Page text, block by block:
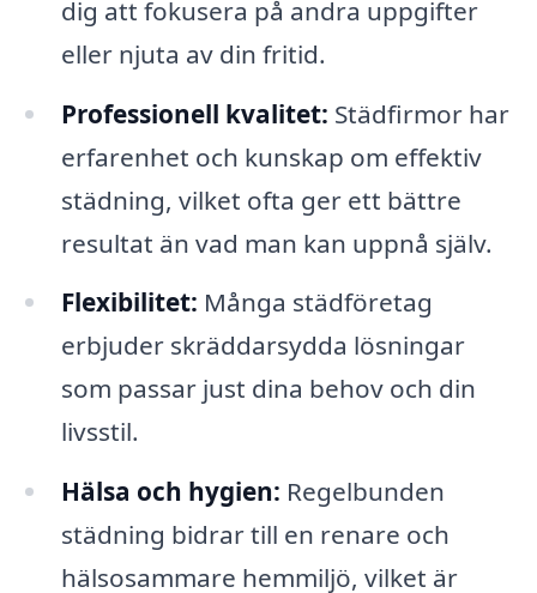
dig att fokusera på andra uppgifter
eller njuta av din fritid.
Professionell kvalitet: Städfirmor har
erfarenhet och kunskap om effektiv
städning, vilket ofta ger ett bättre
resultat än vad man kan uppnå själv.
Flexibilitet: Många städföretag
erbjuder skräddarsydda lösningar
som passar just dina behov och din
livsstil.
Hälsa och hygien: Regelbunden
städning bidrar till en renare och
hälsosammare hemmiljö, vilket är